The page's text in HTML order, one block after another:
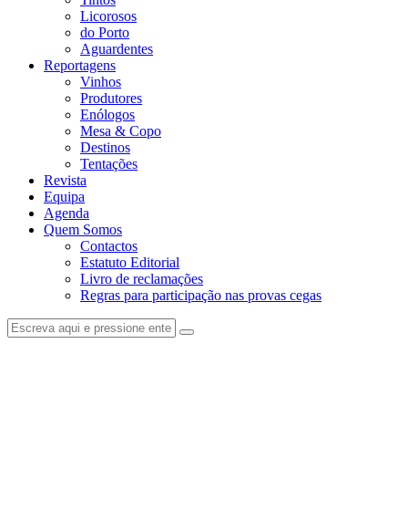
Licorosos
do Porto
Aguardentes
Reportagens
Vinhos
Produtores
Enólogos
Mesa & Copo
Destinos
Tentações
Revista
Equipa
Agenda
Quem Somos
Contactos
Estatuto Editorial
Livro de reclamações
Regras para participação nas provas cegas